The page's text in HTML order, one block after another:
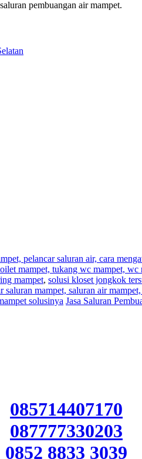
pembuangan air mampet.
pelancar saluran air, cara
mampet, tukang wc mampet, wc
mampet, solusi kloset jongkok
saluran mampet, saluran air
solusinya Jasa Saluran
085714407170
087777330203
0852 8833 3039